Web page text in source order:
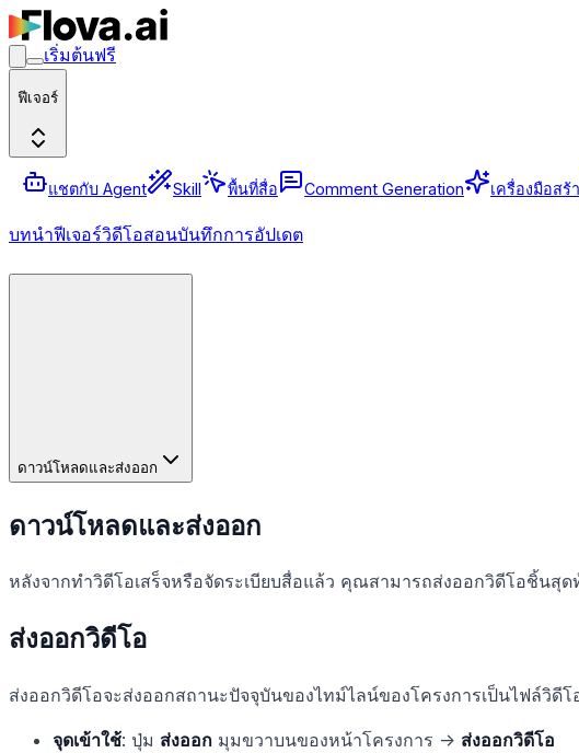
เริ่มต้นฟรี
ฟีเจอร์
แชตกับ Agent Skill พื้นที่สื่อ Comment Generation เครื่องมือสร้
บทนำฟีเจอร์วิดีโอสอนบันทึกการอัปเดต
ดาวน์โหลดและส่งออก
ดาวน์โหลดและส่งออก
หลังจากทำวิดีโอเสร็จหรือจัดระเบียบสื่อแล้ว คุณสามารถส่งออกวิดีโอชิ้นสุ
ส่งออกวิดีโอ
ส่งออกวิดีโอจะส่งออกสถานะปัจจุบันของไทม์ไลน์ของโครงการเป็นไฟล์วิ
จุดเข้าใช้: ปุ่ม ส่งออก มุมขวาบนของหน้าโครงการ -> ส่งออกวิดีโอ